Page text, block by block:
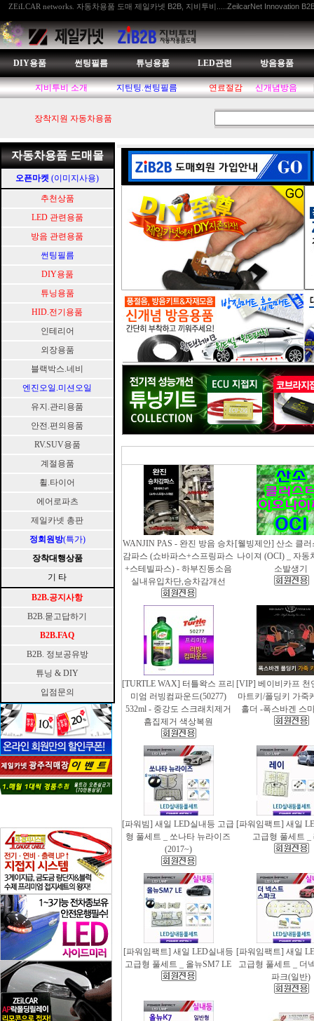
ZEiLCAR networks. 자동차용품 도매 제일카넷 B2B, 지비투비.....ZeilcarNet Innovation
DIY용품 썬팅필름 튜닝용품 LED관련 방음용품
지비투비 소개 지틴팅.썬팅필름 연료절감 신개념방음
장착지원 자동차용품
자동차용품 도매몰
오픈마켓 (이미지사용)
추천상품
LED 관련용품
방음 관련용품
썬팅필름
DIY용품
튜닝용품
HID.전기용품
인테리어
외장용품
블랙박스.네비
엔진오일.미션오일
유지.관리용품
안전.편의용품
RV.SUV용품
계절용품
휠.타이어
에어로파츠
제일카넷 총판
정회원방(특가)
장착대행상품
기 타
B2B.공지사항
B2B.묻고답하기
B2B.FAQ
B2B. 정보공유방
튜닝 & DIY
입점문의
WANJIN PAS - 완진 방음 승차
감파스 (쇼바파스+스프링파스
+스테빌파스) - 하부진동소음
실내유입차단,승차감개선
[웰빙제안] 산소 클
나이져 (OCI) _ 자동
소발생기
[TURTLE WAX] 터틀왁스 프리
미엄 러빙컴파운드(50277)
532ml - 중강도 스크래치제거
흠집제거 색상복원
[VIP] 베이비카프 천
마트키/폴딩키 가죽
홀더 -폭스바겐 스
[파워빔] 새일 LED실내등 고급
형 풀세트 _ 쏘나타 뉴라이즈
(2017~)
[파워임팩트] 새일
고급형 풀세트 _
[파워임팩트] 새일 LED실내등
고급형 풀세트 _ 올뉴SM7 LE
[파워임팩트] 새일
고급형 풀세트 _ 더
파크(일반)